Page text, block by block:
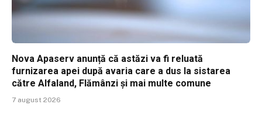
Nova Apaserv anunță că astăzi va fi reluată
furnizarea apei după avaria care a dus la sistarea
către Alfaland, Flămânzi și mai multe comune
7 august 2026